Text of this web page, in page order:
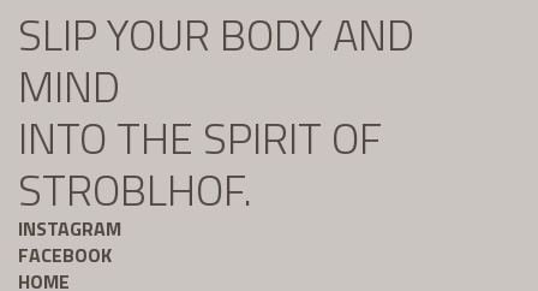
SLIP YOUR BODY AND
MIND
INTO THE SPIRIT OF
STROBLHOF.
INSTAGRAM
FACEBOOK
HOME